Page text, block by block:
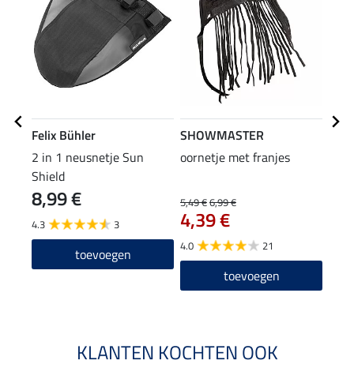
Felix Bühler
2 in 1 neusnetje Sun
Shield
8,99 €
4.3 3
toevoegen
SHOWMASTER
oornetje met franjes
5,49 €6,99 €
4,39 €
4.0 21
toevoegen
KLANTEN KOCHTEN OOK